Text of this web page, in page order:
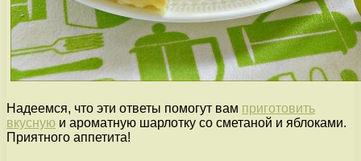
Надеемся, что эти ответы помогут вам приготовить
вкусную и ароматную шарлотку со сметаной и яблоками.
Приятного аппетита!